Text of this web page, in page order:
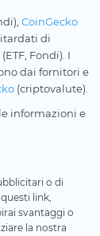
CoinGecko
di
Fondi). I
dai fornitori e
(criptovalute).
informazioni e
o di
link,
svantaggi o
la nostra